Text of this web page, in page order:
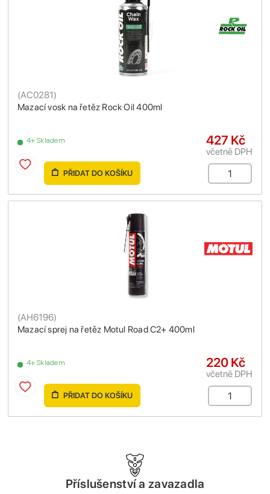
Mazací vosk na řetěz Rock Oil 400ml
(AC0281)
4+ Skladem 427 Kč
včetně DPH
PŘIDAT DO KOŠÍKU
Mazací sprej na řetěz Motul Road C2+ 400ml
(AH6196)
4+ Skladem 220 Kč
včetně DPH
PŘIDAT DO KOŠÍKU
Příslušenství a zavazadla